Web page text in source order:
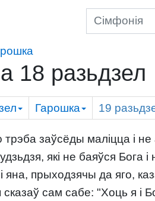
18 разьдзел
Гарошка 19
заўсёды маліцца і не
які не баяўся Бога
прыходзячы да яго,
сам сабе: "Хоць я і